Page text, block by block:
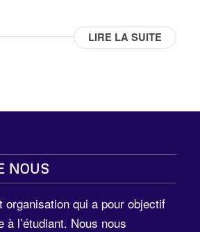
LIRE LA SUITE
NOUS
organisation qui a pour objectif
l’étudiant. Nous nous